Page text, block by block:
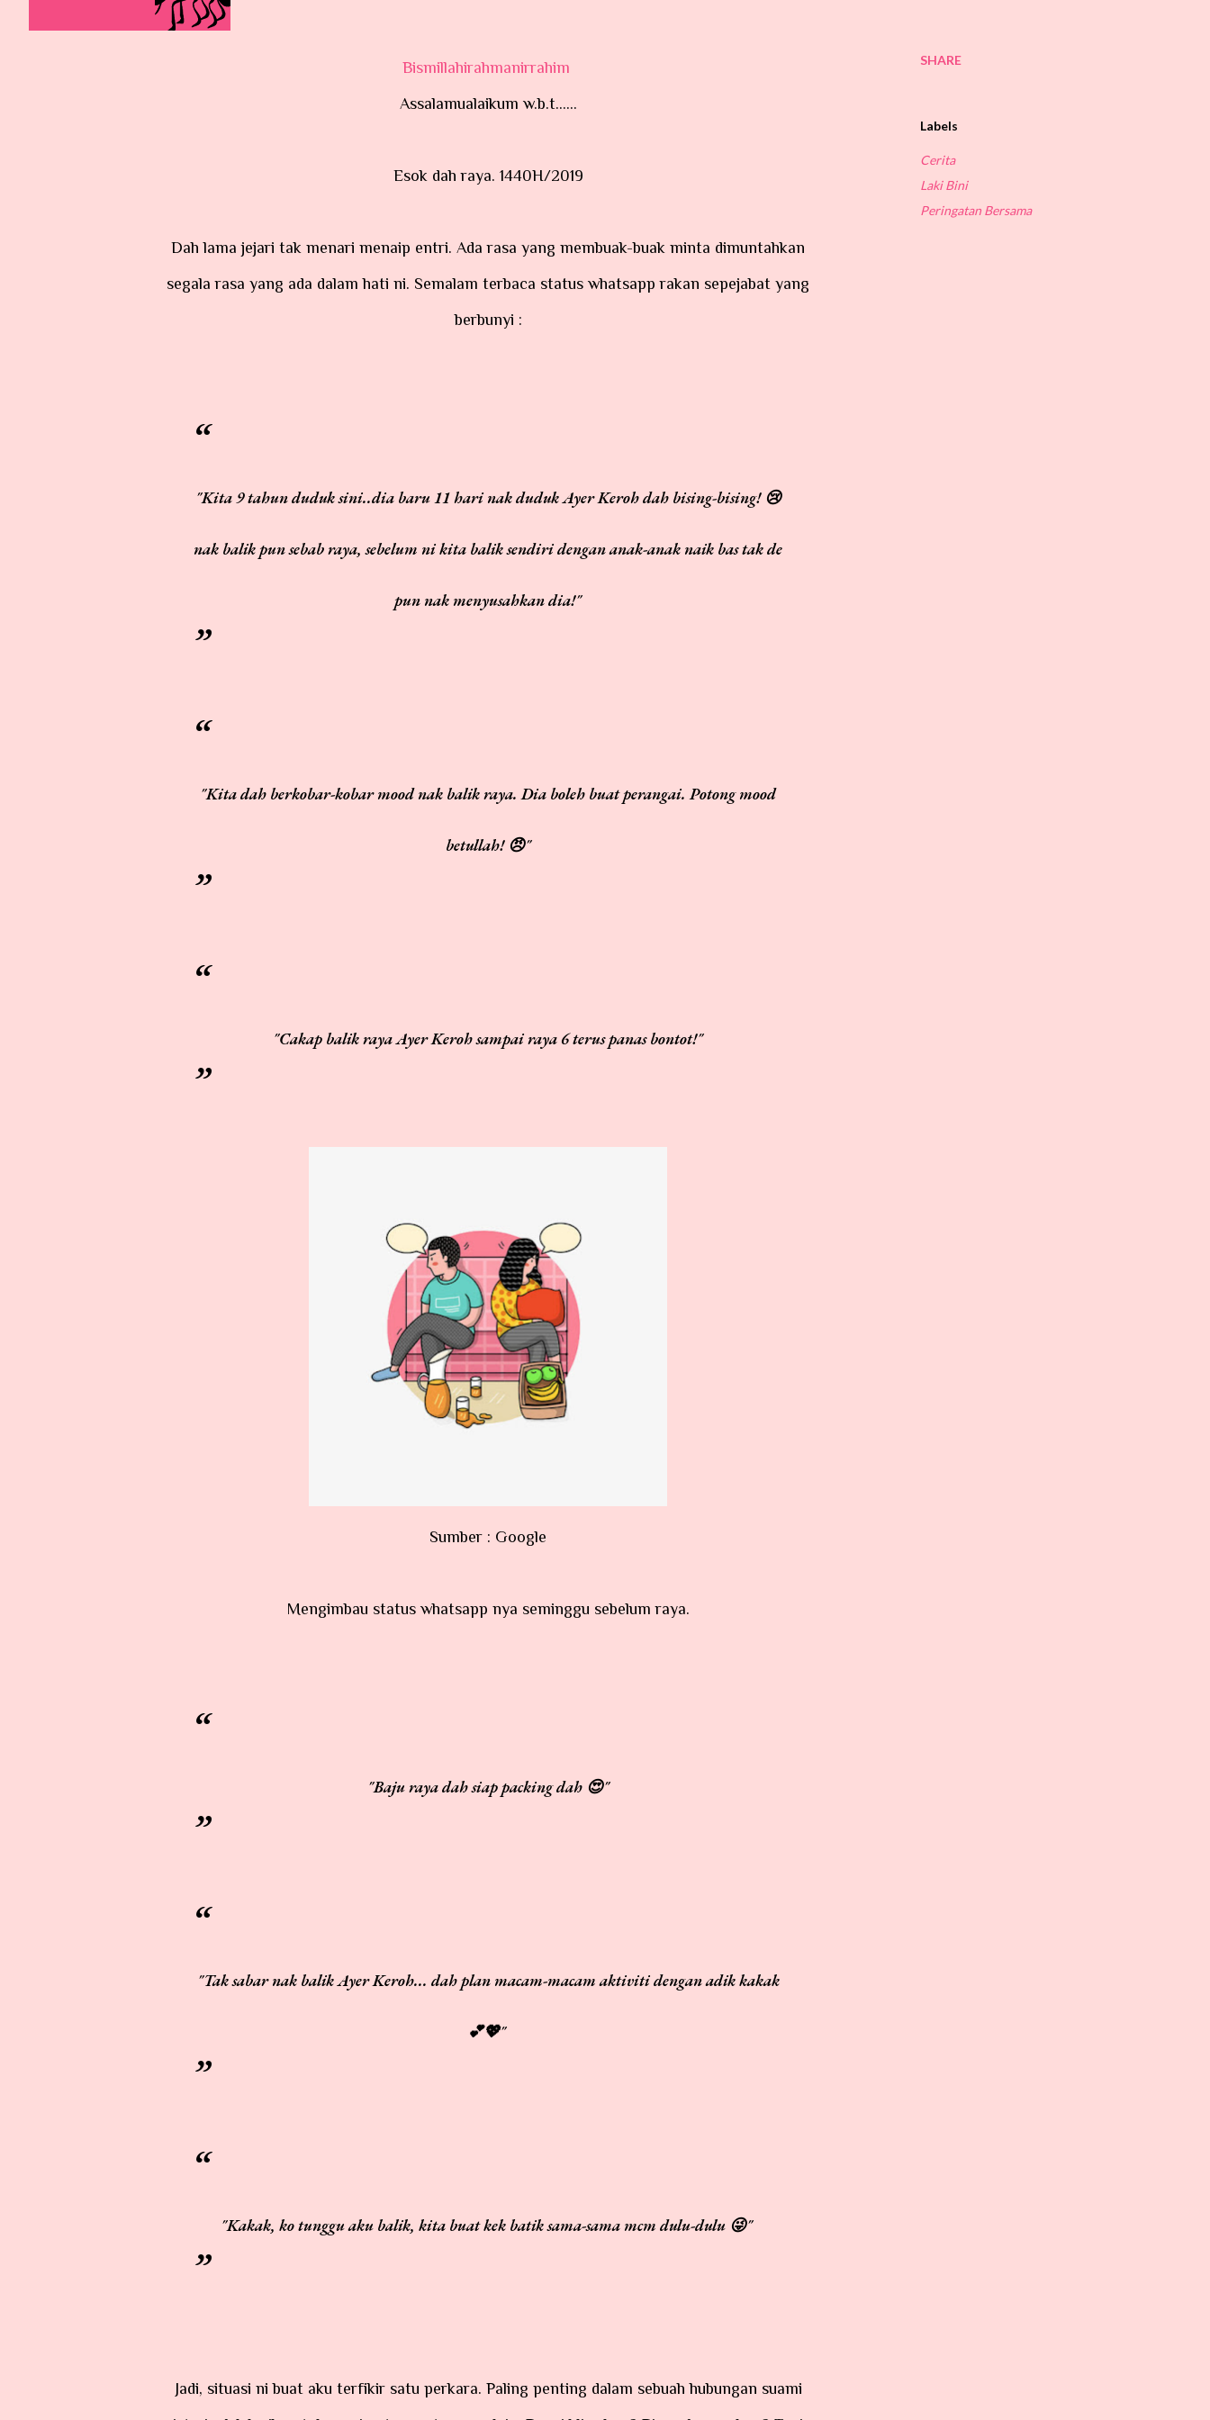
Bismillahirahmanirrahim
Assalamualaikum w.b.t......
Esok dah raya. 1440H/2019
Dah lama jejari tak menari menaip entri. Ada rasa yang membuak-buak minta dimuntahkan
segala rasa yang ada dalam hati ni. Semalam terbaca status whatsapp rakan sepejabat yang
berbunyi :
"Kita 9 tahun duduk sini..dia baru 11 hari nak duduk Ayer Keroh dah bising-bising! 😢
nak balik pun sebab raya, sebelum ni kita balik sendiri dengan anak-anak naik bas tak de
pun nak menyusahkan dia!"
"Kita dah berkobar-kobar mood nak balik raya. Dia boleh buat perangai.Potong mood
betullah! 😠"
"Cakap balik raya Ayer Keroh sampai raya 6 terus panas bontot!"
Sumber : Google
Mengimbau status whatsapp nya seminggu sebelum raya.
"Baju raya dah siap packing dah 😍"
"Tak sabar nak balik Ayer Keroh... dah plan macam-macam aktiviti dengan adik kakak
💕💖"
"Kakak, ko tunggu aku balik, kita buat kek batik sama-sama mcm dulu-dulu 😜"
Jadi, situasi ni buat aku terfikir satu perkara. Paling penting dalam sebuah hubungan suami
SHARE
Labels
Cerita
Laki Bini
Peringatan Bersama